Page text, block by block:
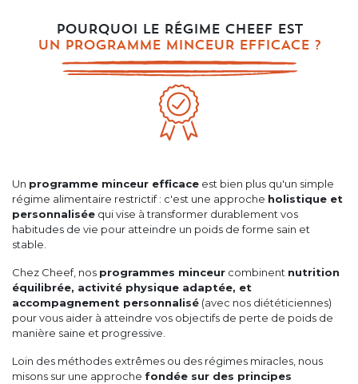
POURQUOI LE RÉGIME CHEEF EST
UN PROGRAMME MINCEUR EFFICACE ?
Un programme minceur efficace est bien plus qu'un simple
régime alimentaire restrictif : c'est une approche holistique et
personnalisée qui vise à transformer durablement vos
habitudes de vie pour atteindre un poids de forme sain et
stable.
Chez Cheef, nos programmes minceur combinent nutrition
équilibrée, activité physique adaptée, et
accompagnement personnalisé (avec nos diététiciennes)
pour vous aider à atteindre vos objectifs de perte de poids de
manière saine et progressive.
Loin des méthodes extrêmes ou des régimes miracles, nous
misons sur une approche fondée sur des principes